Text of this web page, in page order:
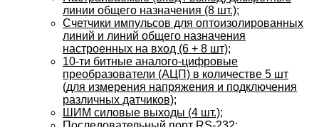
линии общего назначения (8 шт.);
Счетчики импульсов для оптоизолированных
линий и линий общего назначения
настроенных на вход (6 + 8 шт);
10-ти битные аналого-цифровые
преобразователи (АЦП) в количестве 5 шт
(для измерения напряжения и подключения
различных датчиков);
ШИМ силовые выходы (4 шт.);